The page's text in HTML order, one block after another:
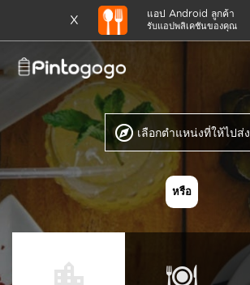
X แอป Android ลูกค้า
รับแอปพลิเคชันของคุณ
เลือกตำแหน่งที่ให้ไปส่ง
หรือ